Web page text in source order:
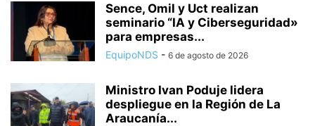
Sence, Omil y Uct realizan
seminario “IA y Ciberseguridad»
para empresas...
EquipoNDS - 6 de agosto de 2026
Ministro Ivan Poduje lidera
despliegue en la Región de La
Araucanía...